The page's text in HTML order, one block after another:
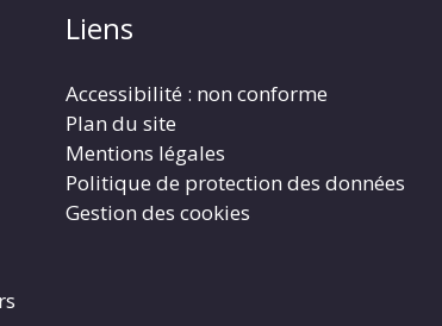
Liens
Accessibilité : non conforme
Plan du site
Mentions légales
Politique de protection des données
Gestion des cookies